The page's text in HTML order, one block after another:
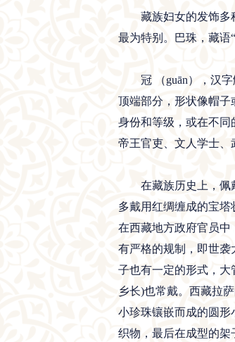
藏族妇女的发饰多种
最为特别。巴珠，藏语
冠 （guān），汉字
顶端部分，形状像帽子
身份和等级，或在不
帝王官吏、文人学士、
在藏族历史上，佩戴
多戴用红绸缠成的宝塔
在西藏地方政府官员中
有严格的规制，即世袭
子也有一定的形式，大
乡长)也常戴。西藏拉
小珍珠镶嵌而成的圆形
织物，最后在成型的